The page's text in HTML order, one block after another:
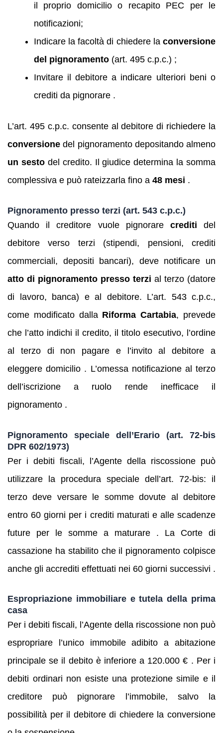
il proprio domicilio o recapito PEC per le
notificazioni;
Indicare la facoltà di chiedere la conversione
del pignoramento(art. 495 c.p.c.) ;
Invitare il debitore a indicare ulteriori beni o
crediti da pignorare .
L’art. 495 c.p.c. consente al debitore di richiedere la
conversione del pignoramento depositando almeno
un sestodel credito. Il giudice determina la somma
complessiva e può rateizzarla fino a 48 mesi .
Pignoramento presso terzi (art. 543 c.p.c.)
Quando il creditore vuole pignorare crediti del
debitore verso terzi (stipendi, pensioni, crediti
commerciali, depositi bancari), deve notificare un
atto di pignoramento presso terzi al terzo (datore
di lavoro, banca) e al debitore. L’art. 543 c.p.c.,
come modificato dalla Riforma Cartabia, prevede
che l’atto indichi il credito, il titolo esecutivo, l’ordine
al terzo di non pagare e l’invito al debitore a
eleggere domicilio . L’omessa notificazione al terzo
dell’iscrizione a ruolo rende inefficace il
pignoramento .
Pignoramento speciale dell’Erario (art. 72‑bis
DPR 602/1973)
Per i debiti fiscali, l’Agente della riscossione può
utilizzare la procedura speciale dell’art. 72‑bis: il
terzo deve versare le somme dovute al debitore
entro 60 giorni per i crediti maturati e alle scadenze
future per le somme a maturare . La Corte di
cassazione ha stabilito che il pignoramento colpisce
anche gli accrediti effettuati nei 60 giorni successivi .
Espropriazione immobiliare e tutela della prima
casa
Per i debiti fiscali, l’Agente della riscossione non può
espropriare l’unico immobile adibito a abitazione
principale se il debito è inferiore a 120.000 € . Per i
debiti ordinari non esiste una protezione simile e il
creditore può pignorare l’immobile, salvo la
possibilità per il debitore di chiedere la conversione